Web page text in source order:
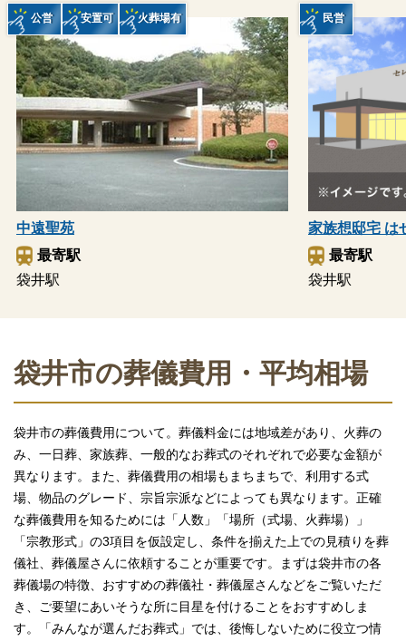
中遠聖苑
最寄駅
袋井駅
公営 安置可 火葬場有
家族想邸宅 は
最寄駅
袋井駅
民営
袋井市の葬儀費用・平均相場
袋井市の葬儀費用について。葬儀料金には地域差があり、火葬の
み、一日葬、家族葬、一般的なお葬式のそれぞれで必要な金額が
異なります。また、葬儀費用の相場もまちまちで、利用する式
場、物品のグレード、宗旨宗派などによっても異なります。正確
な葬儀費用を知るためには「人数」「場所（式場、火葬場）」
「宗教形式」の3項目を仮設定し、条件を揃えた上での見積りを葬
儀社、葬儀屋さんに依頼することが重要です。まずは袋井市の各
葬儀場の特徴、おすすめの葬儀社・葬儀屋さんなどをご覧いただ
き、ご要望にあいそうな所に目星を付けることをおすすめしま
す。「みんなが選んだお葬式」では、後悔しないために役立つ情